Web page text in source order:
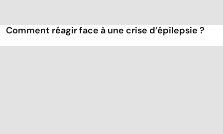
Comment réagir face à une crise d’épilepsie ?